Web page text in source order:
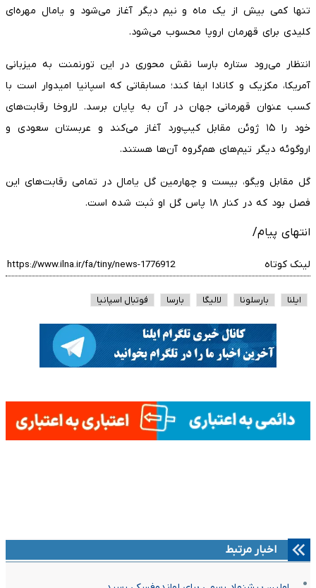
تنها کمی بیش از یک ماه و نیم دیگر آغاز می‌شود و یامال مهره‌ای
کلیدی برای قهرمان اروپا محسوب می‌شود.
انتظار می‌رود ستاره بارسا نقش محوری در این تورنمنت به میزبانی
آمریکا، مکزیک و کانادا ایفا کند؛ مسابقاتی که اسپانیا امیدوار است با
کسب عنوان قهرمانی جهان در آن به پایان برسد. لاروخا رقابت‌های
خود را ۱۵ ژوئن مقابل کیپ‌ورد آغاز می‌کند و عربستان سعودی و
اروگوئه دیگر تیم‌های هم‌گروه آن‌ها هستند.
گل مقابل ویگو، بیست و چهارمین گل یامال در تمامی رقابت‌های این
فصل بود که در کنار ۱۸ پاس گل او ثبت شده است.
انتهای پیام/
لینک کوتاه
ایلنا بارسلونا لالیگا بارسا فوتبال اسپانیا
اخبار مرتبط